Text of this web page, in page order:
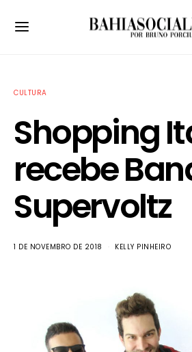
CULTURA
Shopping
recebe
Supervoltz
1 DE NOVEMBRO DE 2018 KELLY PINHEIRO